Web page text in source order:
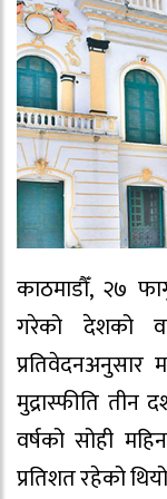
काठमाडौँ, २७
गरेको देशको
प्रतिवेदनअनुसार
मुद्रास्फीति
वर्षको सोही
प्रतिशत रहेको